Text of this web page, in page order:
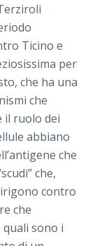
Ticino e
per
che ha una
che
il ruolo dei
abbiano
che
che,
contro
che
sono i